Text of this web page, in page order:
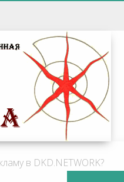
в DKD.NETWORK?